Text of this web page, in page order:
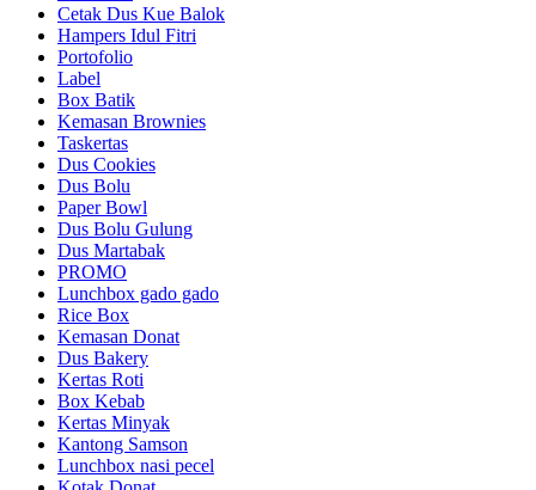
Cetak Dus Kue Balok
Hampers Idul Fitri
Portofolio
Label
Box Batik
Kemasan Brownies
Taskertas
Dus Cookies
Dus Bolu
Paper Bowl
Dus Bolu Gulung
Dus Martabak
PROMO
Lunchbox gado gado
Rice Box
Kemasan Donat
Dus Bakery
Kertas Roti
Box Kebab
Kertas Minyak
Kantong Samson
Lunchbox nasi pecel